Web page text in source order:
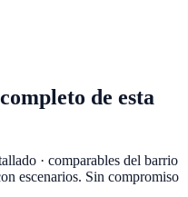
de esta
· comparables del barrio
escenarios. Sin compromiso